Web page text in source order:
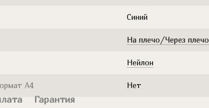
Синий
На плечо/Через плечо
Нейлон
А4 Нет
Гарантия